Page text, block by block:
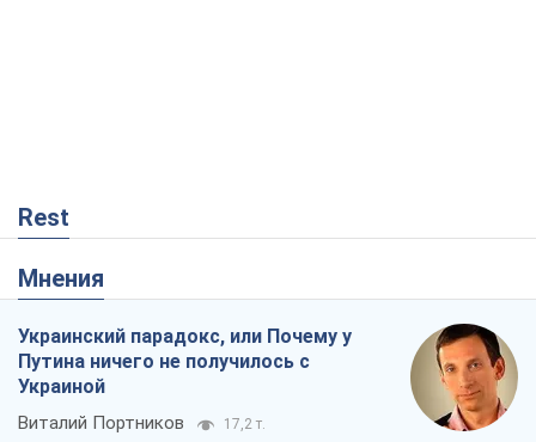
Rest
Мнения
Украинский парадокс, или Почему у
Путина ничего не получилось с
Украиной
Виталий Портников 17,2 т.